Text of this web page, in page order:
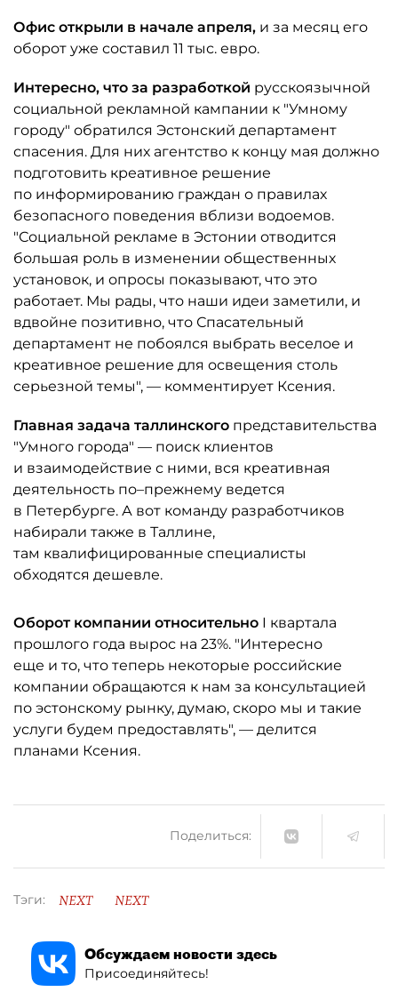
Офис открыли в начале апреля, и за месяц его
оборот уже составил 11 тыс. евро.
Интересно, что за разработкой русскоязычной
социальной рекламной кампании к "Умному
городу" обратился Эстонский департамент
спасения. Для них агентство к концу мая должно
подготовить креативное решение
по информированию граждан о правилах
безопасного поведения вблизи водоемов.
"Социальной рекламе в Эстонии отводится
большая роль в изменении общественных
установок, и опросы показывают, что это
работает. Мы рады, что наши идеи заметили, и
вдвойне позитивно, что Спасательный
департамент не побоялся выбрать веселое и
креативное решение для освещения столь
серьезной темы", — комментирует Ксения.
Главная задача таллинского представительства
"Умного города" — поиск клиентов
и взаимодействие с ними, вся креативная
деятельность по–прежнему ведется
в Петербурге. А вот команду разработчиков
набирали также в Таллине,
там квалифицированные специалисты
обходятся дешевле.
Оборот компании относительно I квартала
прошлого года вырос на 23%. "Интересно
еще и то, что теперь некоторые российские
компании обращаются к нам за консультацией
по эстонскому рынку, думаю, скоро мы и такие
услуги будем предоставлять", — делится
планами Ксения.
Поделиться:
Тэги: NEXT NEXT
Обсуждаем новости здесь
Присоединяйтесь!